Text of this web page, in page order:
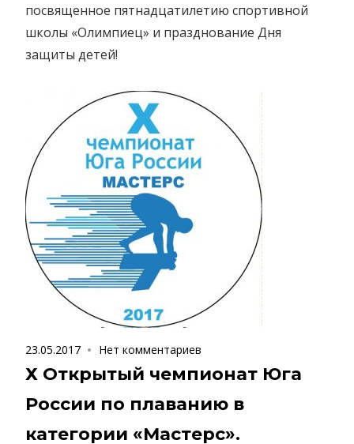
посвященное пятнадцатилетию спортивной
школы «Олимпиец» и празднование Дня
защиты детей!
23.05.2017 Нет комментариев
Х Открытый чемпионат Юга
России по плаванию в
категории «Мастерс».